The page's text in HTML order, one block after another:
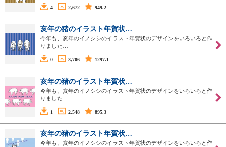
4 2,672 949.2
亥年の猪のイラスト年賀状…
今年も、亥年のイノシシのイラスト年賀状のデザインをいろいろと作
りました…
0 3,706 1297.1
亥年の猪のイラスト年賀状…
今年も、亥年のイノシシのイラスト年賀状のデザインをいろいろと作
りました…
1 2,548 895.3
亥年の猪のイラスト年賀状…
今年も、亥年のイノシシのイラスト年賀状のデザインをいろいろと作